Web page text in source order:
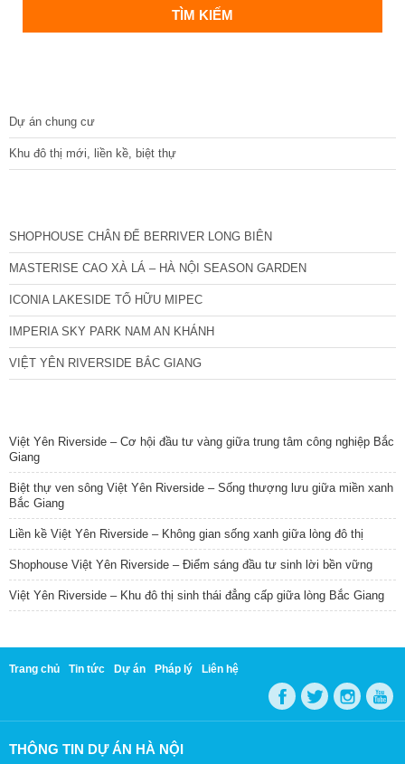
Dự án chung cư
Khu đô thị mới, liền kề, biệt thự
SHOPHOUSE CHÂN ĐẾ BERRIVER LONG BIÊN
MASTERISE CAO XÀ LÁ – HÀ NỘI SEASON GARDEN
ICONIA LAKESIDE TỐ HỮU MIPEC
IMPERIA SKY PARK NAM AN KHÁNH
VIỆT YÊN RIVERSIDE BẮC GIANG
Việt Yên Riverside – Cơ hội đầu tư vàng giữa trung tâm công nghiệp Bắc
Giang
Biệt thự ven sông Việt Yên Riverside – Sống thượng lưu giữa miền xanh
Bắc Giang
Liền kề Việt Yên Riverside – Không gian sống xanh giữa lòng đô thị
Shophouse Việt Yên Riverside – Điểm sáng đầu tư sinh lời bền vững
Việt Yên Riverside – Khu đô thị sinh thái đẳng cấp giữa lòng Bắc Giang
Trang chủ Tin tức Dự án Pháp lý Liên hệ
THÔNG TIN DỰ ÁN HÀ NỘI